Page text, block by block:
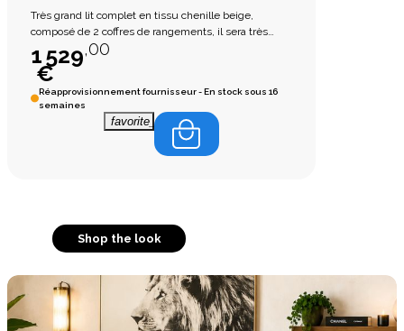
Très grand lit complet en tissu chenille beige,
composé de 2 coffres de rangements, il sera très
pratique pour ranger vos couettes et coussins.
1 529,00
€
Réapprovisionnement fournisseur - En stock sous 16
semaines
favorite_border
Shop the look